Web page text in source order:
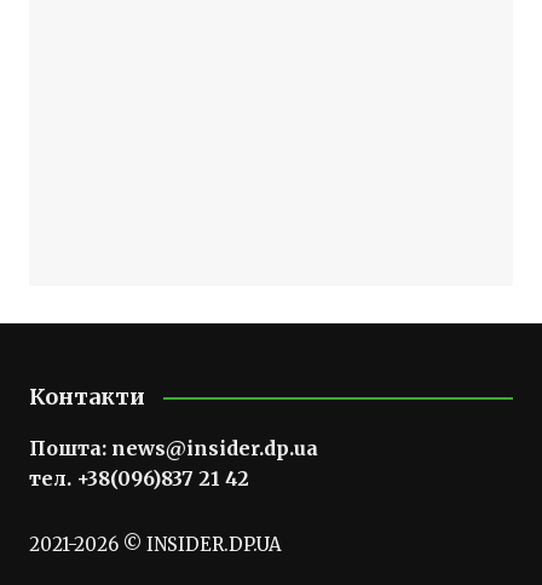
Контакти
Пошта: news@insider.dp.ua
тел. +38(096)837 21 42
2021-2026 © INSIDER.DP.UA